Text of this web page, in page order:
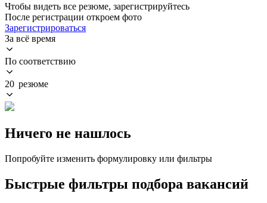
Чтобы видеть все резюме, зарегистрируйтесь
После регистрации откроем фото
Зарегистрироваться
За всё время
По соответствию
20 резюме
Ничего не нашлось
Попробуйте изменить формулировку или фильтры
Быстрые фильтры подбора вакансий